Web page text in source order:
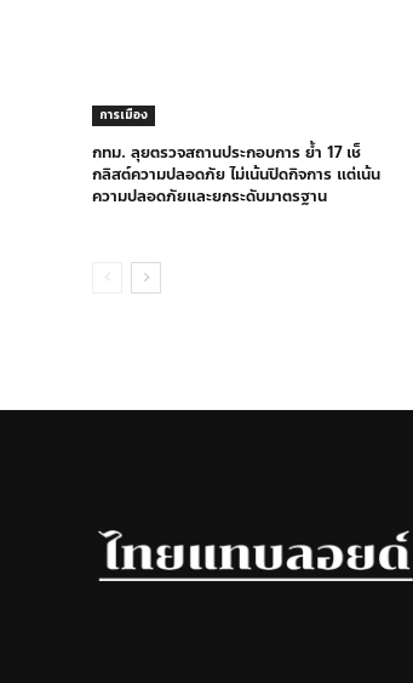
การเมือง
กทม. ลุยตรวจสถานประกอบการ ย้ำ 17 เช็
กลิสต์ความปลอดภัย ไม่เน้นปิดกิจการ แต่เน้น
ความปลอดภัยและยกระดับมาตรฐาน